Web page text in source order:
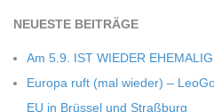
D
T
NEU­ESTE BEITRÄGE
Am 5.9. IST WIEDER
Europa ruft (mal wie­der) –
EU in Brüs­sel und Straßburg